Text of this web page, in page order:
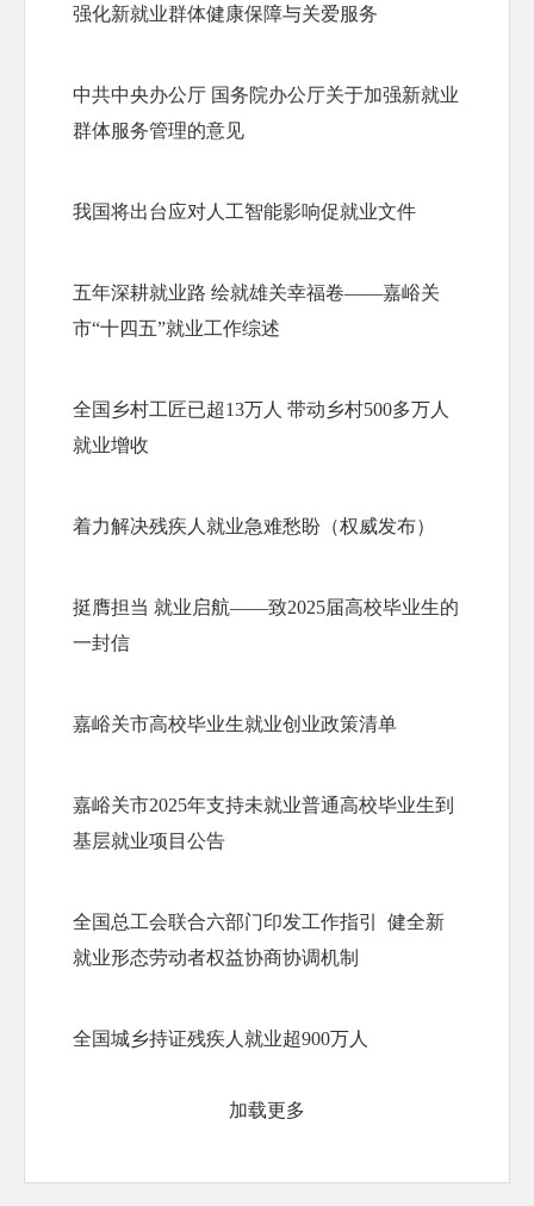
强化新就业群体健康保障与关爱服务
中共中央办公厅 国务院办公厅关于加强新就业
群体服务管理的意见
我国将出台应对人工智能影响促就业文件
五年深耕就业路 绘就雄关幸福卷——嘉峪关
市“十四五”就业工作综述
全国乡村工匠已超13万人 带动乡村500多万人
就业增收
着力解决残疾人就业急难愁盼（权威发布）
挺膺担当 就业启航——致2025届高校毕业生的
一封信
嘉峪关市高校毕业生就业创业政策清单
嘉峪关市2025年支持未就业普通高校毕业生到
基层就业项目公告
全国总工会联合六部门印发工作指引  健全新
就业形态劳动者权益协商协调机制
全国城乡持证残疾人就业超900万人
加载更多